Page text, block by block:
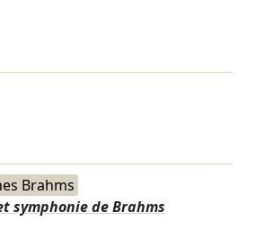
Brahms
symphonie de Brahms